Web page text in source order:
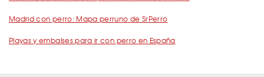
Madrid con perro: Mapa perruno de SrPerro
Playas y embalses para ir con perro en España